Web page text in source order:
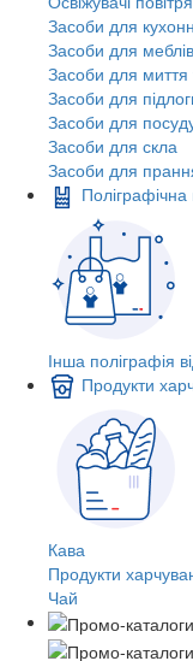
Засоби для
Засоби для
Засоби для миття
Засоби для
Засоби для
Засоби для скла
Засоби для
Поліграфічна
Інша поліграфія
Продукти
Кава
Продукти
Чай